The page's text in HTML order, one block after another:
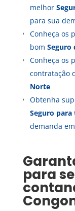
melhor
para sua
Conheça os
bom Seguro
Conheça os
contratação
Norte
Obtenha
Seguro
demanda em
para